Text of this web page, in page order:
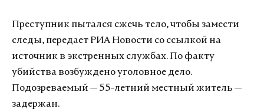
Преступник пытался сжечь тело, чтобы замести
следы, передает РИА Новости со ссылкой на
источник в экстренных службах. По факту
убийства возбуждено уголовное дело.
Подозреваемый — 55-летний местный житель —
задержан.